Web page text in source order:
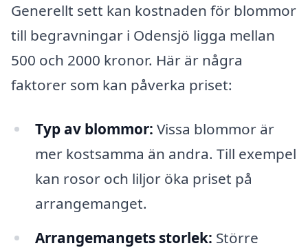
Generellt sett kan kostnaden för blommor
till begravningar i Odensjö ligga mellan
500 och 2000 kronor. Här är några
faktorer som kan påverka priset:
Typ av blommor: Vissa blommor är
mer kostsamma än andra. Till exempel
kan rosor och liljor öka priset på
arrangemanget.
Arrangemangets storlek: Större